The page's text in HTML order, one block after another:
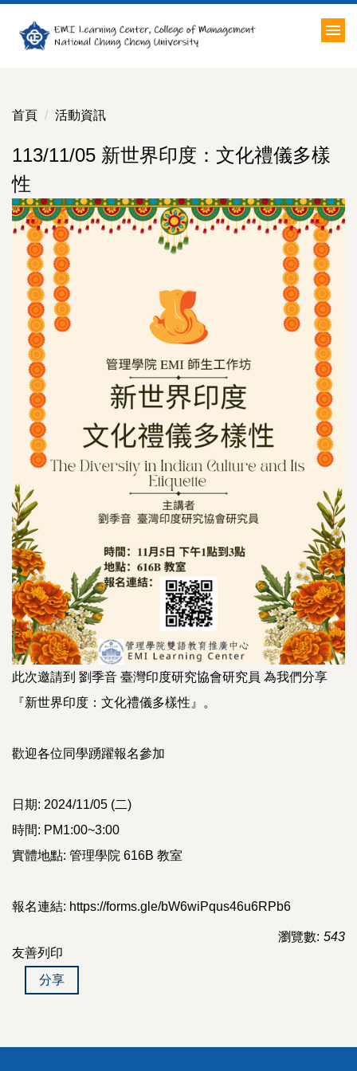
到
容
首頁 活動資訊
113/11/05 新世界印度：文化禮儀多樣
性
此次邀請到 劉季音 臺灣印度研究協會研究員 為我們分享
『新世界印度：文化禮儀多樣性』。
歡迎各位同學踴躍報名參加
日期: 2024/11/05 (二)
時間: PM1:00~3:00
實體地點: 管理學院 616B 教室
報名連結: https://forms.gle/bW6wiPqus46u6RPb6
瀏覽數: 543
友善列印
分享